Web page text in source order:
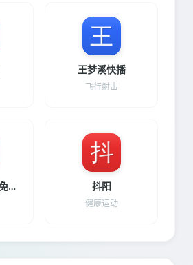
王梦溪快播
飞行射击
芒果视频旧版本免费下载安装 抖阳
健康运动